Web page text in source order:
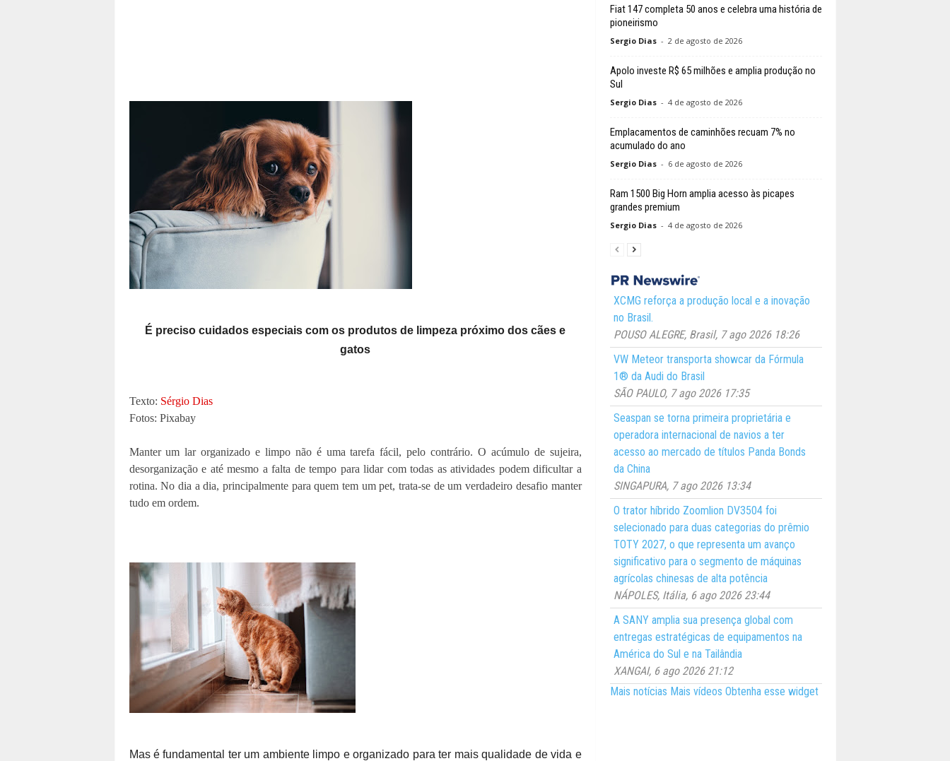
É preciso cuidados especiais com os produtos de limpeza próximo dos cães e
gatos
Texto: Sérgio Dias
Fotos: Pixabay
Manter um lar organizado e limpo não é uma tarefa fácil, pelo contrário. O acúmulo de sujeira,
desorganização e até mesmo a falta de tempo para lidar com todas as atividades podem dificultar a
rotina. No dia a dia, principalmente para quem tem um pet, trata-se de um verdadeiro desafio manter
tudo em ordem.
Mas é fundamental ter um ambiente limpo e organizado para ter mais qualidade de vida e
Fiat 147 completa 50 anos e celebra uma história de
pioneirismo
Sergio Dias - 2 de agosto de 2026
Apolo investe R$ 65 milhões e amplia produção no
Sul
Sergio Dias - 4 de agosto de 2026
Emplacamentos de caminhões recuam 7% no
acumulado do ano
Sergio Dias - 6 de agosto de 2026
Ram 1500 Big Horn amplia acesso às picapes
grandes premium
Sergio Dias - 4 de agosto de 2026
XCMG reforça a produção local e a inovação
no Brasil.
POUSO ALEGRE, Brasil, 7 ago 2026 18:26
VW Meteor transporta showcar da Fórmula
1® da Audi do Brasil
SÃO PAULO, 7 ago 2026 17:35
Seaspan se torna primeira proprietária e
operadora internacional de navios a ter
acesso ao mercado de títulos Panda Bonds
da China
SINGAPURA, 7 ago 2026 13:34
O trator híbrido Zoomlion DV3504 foi
selecionado para duas categorias do prêmio
TOTY 2027, o que representa um avanço
significativo para o segmento de máquinas
agrícolas chinesas de alta potência
NÁPOLES, Itália, 6 ago 2026 23:44
A SANY amplia sua presença global com
entregas estratégicas de equipamentos na
América do Sul e na Tailândia
XANGAI, 6 ago 2026 21:12
Mais notícias Mais vídeos Obtenha esse widget